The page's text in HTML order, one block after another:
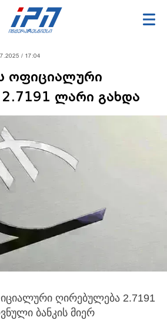
/ 17:04
ოფიციალური
ლარი გახდა
ღირებულება 2.7191
ბანკის მიერ